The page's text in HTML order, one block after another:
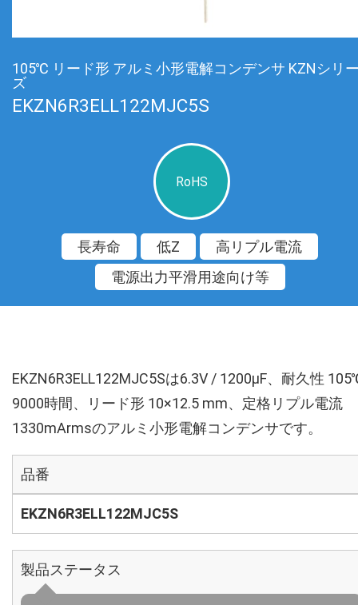
105℃ リード形 アルミ小形電解コンデンサ KZNシリ
ズ
EKZN6R3ELL122MJC5S
RoHS
長寿命 低Z
高リプル電流
電源出力平滑用途向け等
EKZN6R3ELL122MJC5Sは6.3V / 1200µF、耐久性
9000時間、リード形 10×12.5 mm、定格リプル電流
1330mArmsのアルミ小形電解コンデンサです。
品番
EKZN6R3ELL122MJC5S
製品ステータス